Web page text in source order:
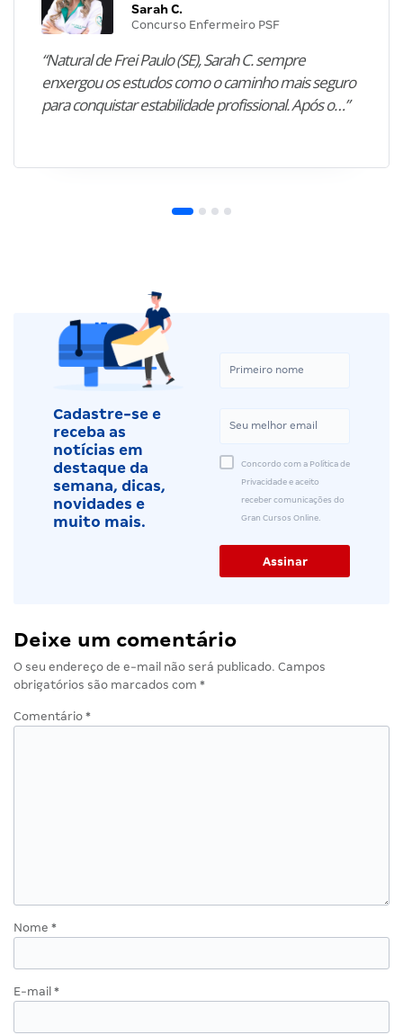
Sarah C.
Concurso Enfermeiro PSF
“Natural de Frei Paulo (SE), Sarah C. sempre
enxergou os estudos como o caminho mais seguro
para conquistar estabilidade profissional. Após o…”
Cadastre-se e
receba as
notícias em
destaque da
semana, dicas,
novidades e
muito mais.
Concordo com a Política de
Privacidade e aceito
receber comunicações do
Gran Cursos Online.
Deixe um comentário
O seu endereço de e-mail não será publicado. Campos
obrigatórios são marcados com *
Comentário *
Nome *
E-mail *